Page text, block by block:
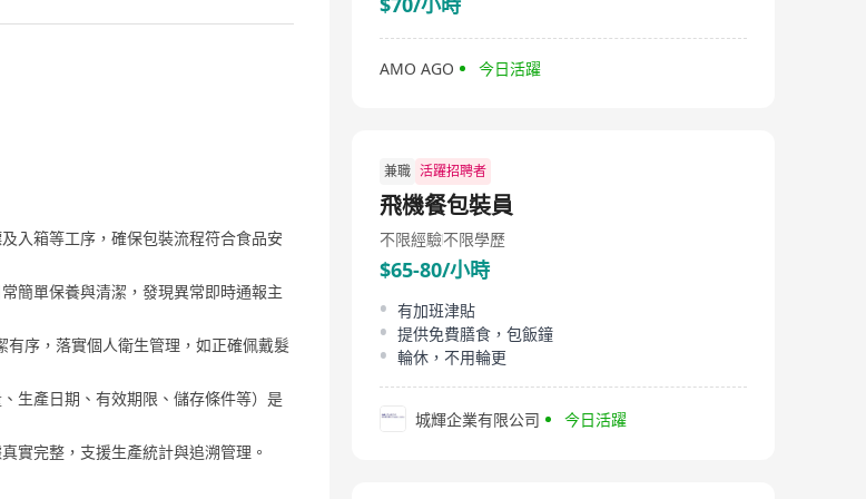
入箱等工序，確保包裝流程符合食品安
簡單保養與清潔，發現異常即時通報主
有序，落實個人衛生管理，如正確佩戴髮
生產日期、有效期限、儲存條件等）是
實完整，支援生產統計與追溯管理。
AMO AGO 今日活躍
兼職 活躍招聘者
飛機餐包裝員
不限經驗不限學歷
$65-80/小時
有加班津貼
提供免費膳食，包飯鐘
輪休，不用輪更
城輝企業有限公司 今日活躍